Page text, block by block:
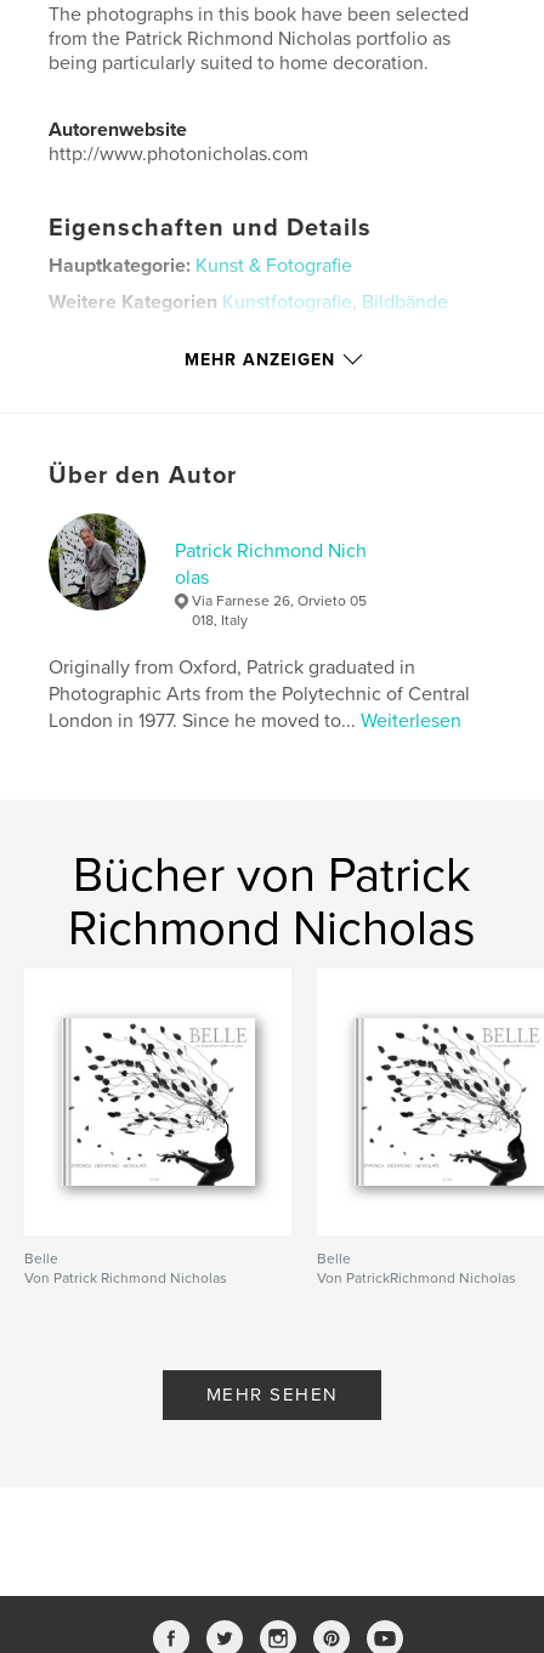
The photographs in this book have been selected
from the Patrick Richmond Nicholas portfolio as
being particularly suited to home decoration.
Autorenwebsite
http://www.photonicholas.com
Eigenschaften und Details
Hauptkategorie: Kunst & Fotografie
Weitere Kategorien Kunstfotografie, Bildbände
60
Veröffentlichungsdatum:
Schlüsselwörter
old masters
MEHR ANZEIGEN
Über den Autor
Patrick Richmond Nich
olas
Via Farnese 26, Orvieto 05
018, Italy
Originally from Oxford, Patrick graduated in
Photographic Arts from the Polytechnic of Central
London in 1977. Since he moved to...Weiterlesen
Bücher von Patrick
Richmond Nicholas
Belle
Von Patrick Richmond Nicholas
Belle
Von PatrickRichmond Nicholas
MEHR SEHEN